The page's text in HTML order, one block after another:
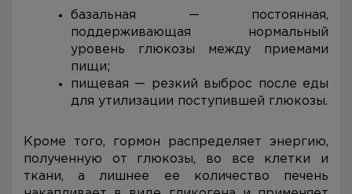
базальная — постоянная,
поддерживающая нормальный
уровень глюкозы между приемами
пищи;
пищевая — резкий выброс после еды
для утилизации поступившей глюкозы.
Кроме того, гормон распределяет энергию,
полученную от глюкозы, во все клетки и
ткани, а лишнее ее количество печень